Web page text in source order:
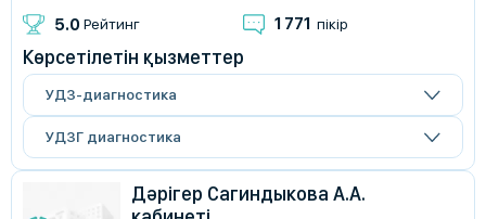
5.0 Рейтинг 1 771 пікір
Көрсетілетін қызметтер
УДЗ-диагностика
УДЗГ диагностика
Дәрігер Сагиндыкова А.А.